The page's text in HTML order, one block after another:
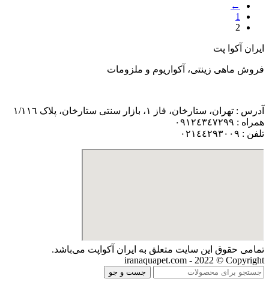
←
1
2
ایران آکوا پت
فروش ماهی زینتی، آکواریوم و ملزومات
آدرس : تهران، ستارخان، فاز ١، بازار سنتی ستارخان، پلاک ١/١١٦
همراه : ٠٩١٢٤٣٤٧٢٩٩
تلفن : ٠٢١٤٤٢٩٣٠٠٩
تمامی حقوق اين سايت متعلق به ایران آکواپت می‌باشد.
iranaquapet.com - 2022 © Copyright
جست و جو